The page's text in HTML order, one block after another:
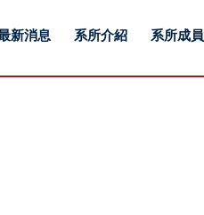
新消息 系所介紹 系所成員